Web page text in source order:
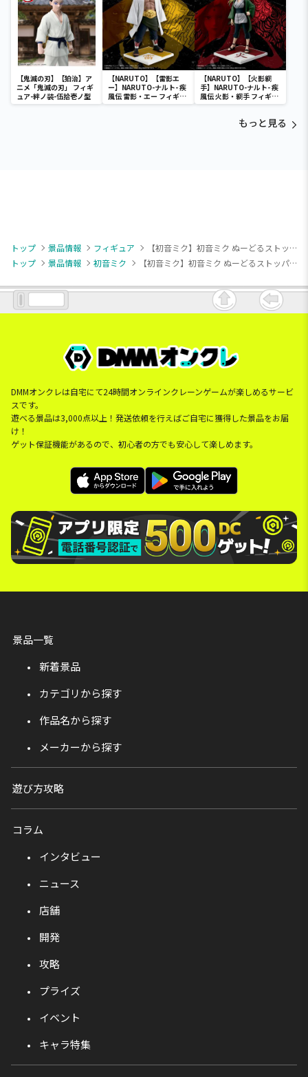
【鬼滅の刃】【狛治】ア
ニメ「鬼滅の刃」 フィギ
ュア-絆ノ装-伍拾壱ノ型
【NARUTO】【雷影エ
ー】NARUTO-ナルト- 疾
風伝 雷影・エー フィギュ
ア～五影集結…!!～
【NARUTO】【火影綱
手】NARUTO-ナルト- 疾
風伝 火影・綱手 フィギュ
ア～五影集結…!!～
もっと見る
トップ 景品情報 フィギュア
【初音ミク】初音ミク ぬーどるストッパーフィギュア 初音ミクJAPAN LIVE TOUR 2025 ～BLOOMING～
トップ
景品情報 初音ミク 【初音ミク】初音ミク ぬーどるストッパーフィギュア 初音ミクJAPAN LIVE TOUR 2025 ～BLOOMING～
DMMオンクレは自宅にて24時間オンラインクレーンゲームが楽しめるサービ
スです。
遊べる景品は3,000点以上！発送依頼を行えばご自宅に獲得した景品をお届
け！
ゲット保証機能があるので、初心者の方でも安心して楽しめます。
景品一覧
新着景品
カテゴリから探す
作品名から探す
メーカーから探す
遊び方攻略
コラム
インタビュー
ニュース
店舗
開発
攻略
プライズ
イベント
キャラ特集